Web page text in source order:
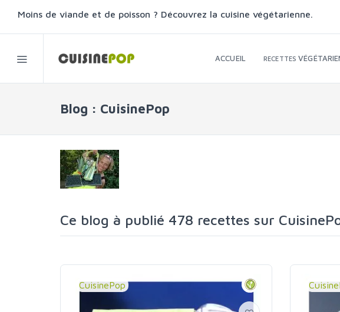
Moins de viande et de poisson ? Découvrez la cuisine végétarienne.
ACCUEIL RECETTES
Blog : CuisinePop
Ce blog à publié 478 recettes sur
CuisinePop